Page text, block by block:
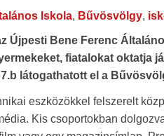
Iskola, Bűvösvölgy,
Újpesti Bene Ferenc
fiatalokat oktatja
7.b látogathatott el a
eszközökkel felszerelt
Kis csoportokban